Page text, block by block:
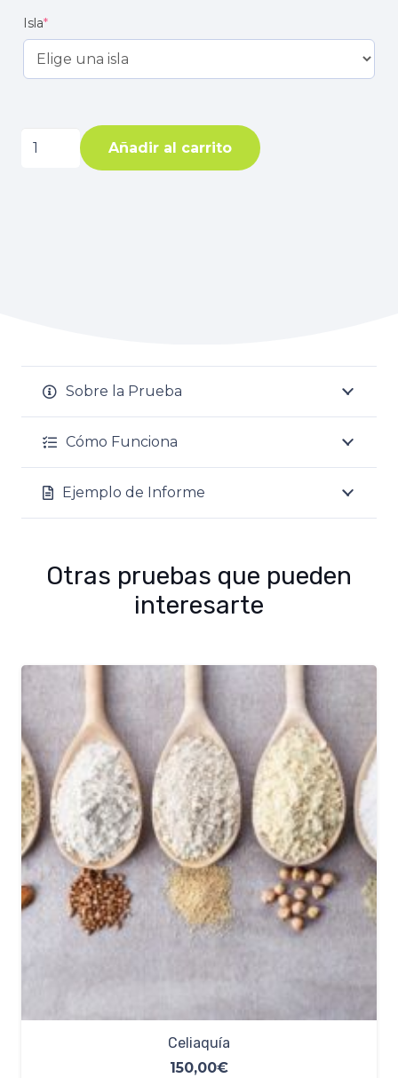
Isla*
Maximum
Añadir al carrito
Sobre la Prueba
Cómo Funciona
Ejemplo de Informe
Otras pruebas que pueden
interesarte
Lactosa
65,00